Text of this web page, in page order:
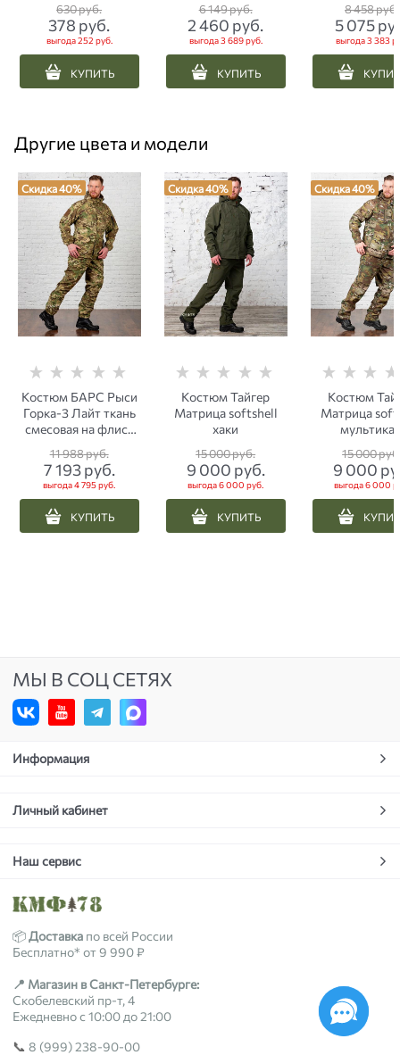
триколор
630 руб.
378 руб.
выгода252 руб.
КУПИТЬ
6 149 руб.
2 460 руб.
выгода3 689 руб.
КУПИТЬ
8 458 руб.
5 075
выгода3 383
Другие цвета и модели
Скидка 40%
Костюм БАРС Рыси
Горка-3 Лайт ткань
смесовая на флисе
11 988 руб.
7 193 руб.
выгода4 795 руб.
КУПИТЬ
Скидка 40%
Костюм Тайгер
Матрица softshell
хаки
15 000 руб.
9 000 руб.
выгода6 000 руб.
КУПИТЬ
Скидка 40%
Костюм
Матрица
15 000
9 000
выгода6 000
МЫ В СОЦ СЕТЯХ
Информация
Личный кабинет
Наш сервис
📦Доставка по всей России
Бесплатно* от 9 990 ₽
📍 Магазин в Санкт-Петербурге:
Скобелевский пр-т, 4
Ежедневно с 10:00 до 21:00
📞 8 (999) 238-90-00